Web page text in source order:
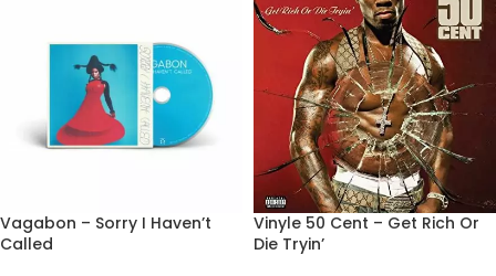
Vagabon – Sorry I Haven’t
Called
Vinyle 50 Cent – Get Rich Or
Die Tryin’